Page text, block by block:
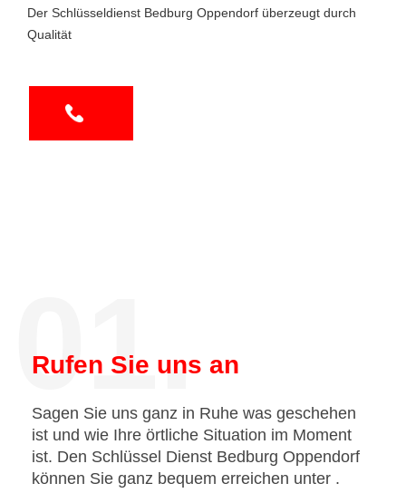
Der Schlüsseldienst Bedburg Oppendorf überzeugt durch
Qualität
01.
Rufen Sie uns an
Sagen Sie uns ganz in Ruhe was geschehen
ist und wie Ihre örtliche Situation im Moment
ist. Den Schlüssel Dienst Bedburg Oppendorf
können Sie ganz bequem erreichen unter .